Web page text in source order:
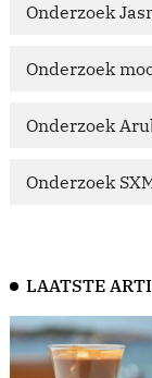
Onderzoek
Onderzoek
Onderzoek
Onderzoek
LAATSTE